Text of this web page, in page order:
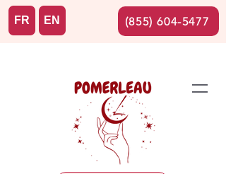
FR EN (855) 604-5477